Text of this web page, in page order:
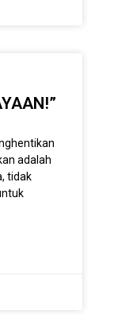
adalah
tidak